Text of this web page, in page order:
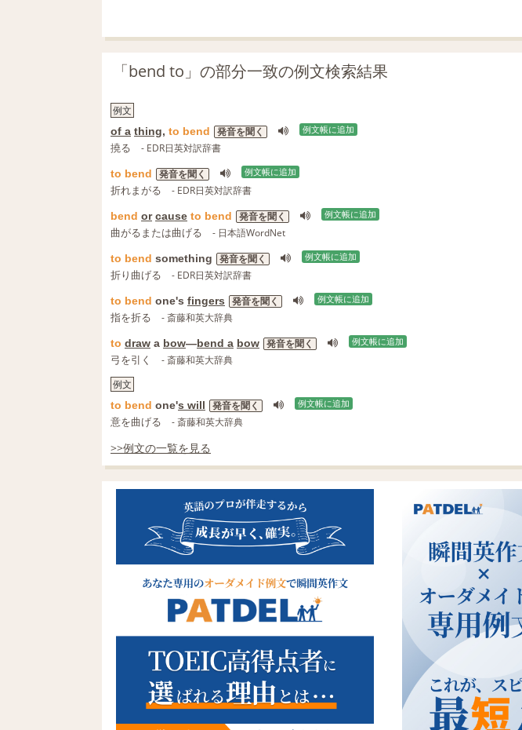
「bend to」の部分一致の例文検索結果
例文
of a thing, to bend 発音を聞く 例文帳に追加
撓る - EDR日英対訳辞書
to bend 発音を聞く 例文帳に追加
折れまがる - EDR日英対訳辞書
bend or cause to bend 発音を聞く 例文帳に追加
曲がるまたは曲げる - 日本語WordNet
to bend something 発音を聞く 例文帳に追加
折り曲げる - EDR日英対訳辞書
to bend one's fingers 発音を聞く 例文帳に追加
指を折る - 斎藤和英大辞典
to draw a bow―bend a bow 発音を聞く 例文帳に追加
弓を引く
- 斎藤和英大辞典
例文
to bend one's will 発音を聞く 例文帳に追加
意を曲げる - 斎藤和英大辞典
>>例文の一覧を見る